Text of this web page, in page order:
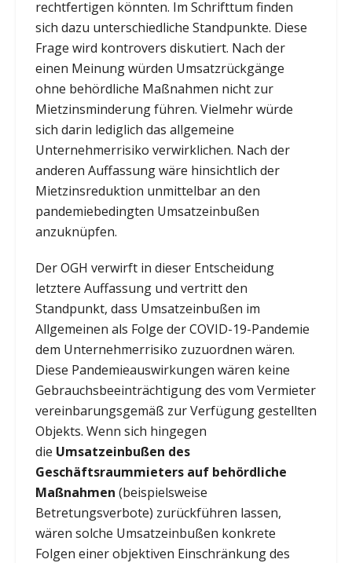
rechtfertigen könnten. Im Schrifttum finden
sich dazu unterschiedliche Standpunkte. Diese
Frage wird kontrovers diskutiert. Nach der
einen Meinung würden Umsatzrückgänge
ohne behördliche Maßnahmen nicht zur
Mietzinsminderung führen. Vielmehr würde
sich darin lediglich das allgemeine
Unternehmerrisiko verwirklichen. Nach der
anderen Auffassung wäre hinsichtlich der
Mietzinsreduktion unmittelbar an den
pandemiebedingten Umsatzeinbußen
anzuknüpfen.
Der OGH verwirft in dieser Entscheidung
letztere Auffassung und vertritt den
Standpunkt, dass Umsatzeinbußen im
Allgemeinen als Folge der COVID-19-Pandemie
dem Unternehmerrisiko zuzuordnen wären.
Diese Pandemieauswirkungen wären keine
Gebrauchsbeeinträchtigung des vom Vermieter
vereinbarungsgemäß zur Verfügung gestellten
Objekts. Wenn sich hingegen
die Umsatzeinbußen des
Geschäftsraummieters auf behördliche
Maßnahmen (beispielsweise
Betretungsverbote) zurückführen lassen,
wären solche Umsatzeinbußen konkrete
Folgen einer objektiven Einschränkung des